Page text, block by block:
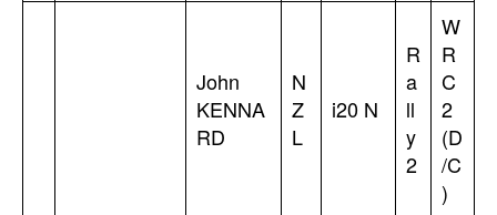
John
KENNA
RD
N
Z
L
i20 N
R
a
ll
y
2
W
R
C
2
(D
/C
)